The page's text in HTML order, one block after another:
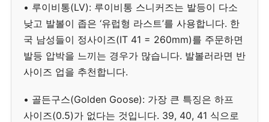
• 루이비통(LV): 루이비통 스니커즈는 발등이 다소
낮고 발볼이 좁은 ‘유럽형 라스트’를 사용합니다. 한
국 남성들이 정사이즈(IT 41 = 260mm)를 주문하면
발등 압박을 느끼는 경우가 많습니다. 발볼러라면 반
사이즈 업을 추천합니다.
• 골든구스(Golden Goose): 가장 큰 특징은 하프
사이즈(0.5)가 없다는 것입니다. 39, 40, 41 식으로